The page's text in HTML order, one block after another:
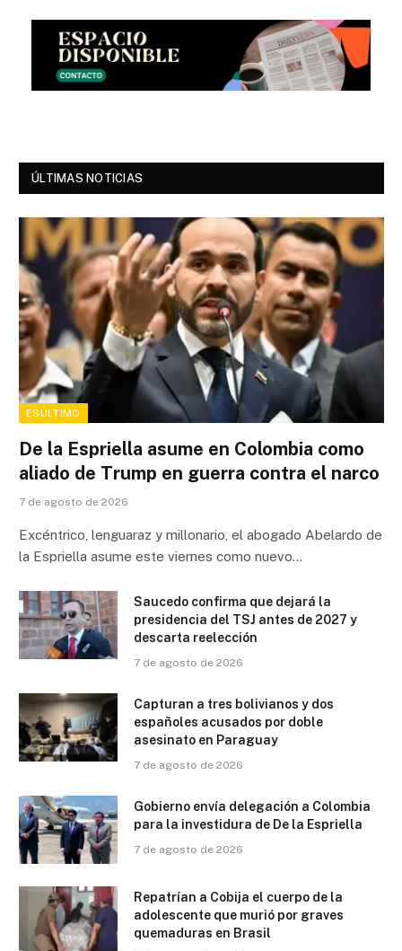
ÚLTIMAS NOTICIAS
ESÚLTIMO
De la Espriella asume en Colombia como
aliado de Trump en guerra contra el narco
7 de agosto de 2026
Excéntrico, lenguaraz y millonario, el abogado Abelardo de
la Espriella asume este viernes como nuevo…
Saucedo confirma que dejará la
presidencia del TSJ antes de 2027 y
descarta reelección
7 de agosto de 2026
Capturan a tres bolivianos y dos
españoles acusados por doble
asesinato en Paraguay
7 de agosto de 2026
Gobierno envía delegación a Colombia
para la investidura de De la Espriella
7 de agosto de 2026
Repatrían a Cobija el cuerpo de la
adolescente que murió por graves
quemaduras en Brasil